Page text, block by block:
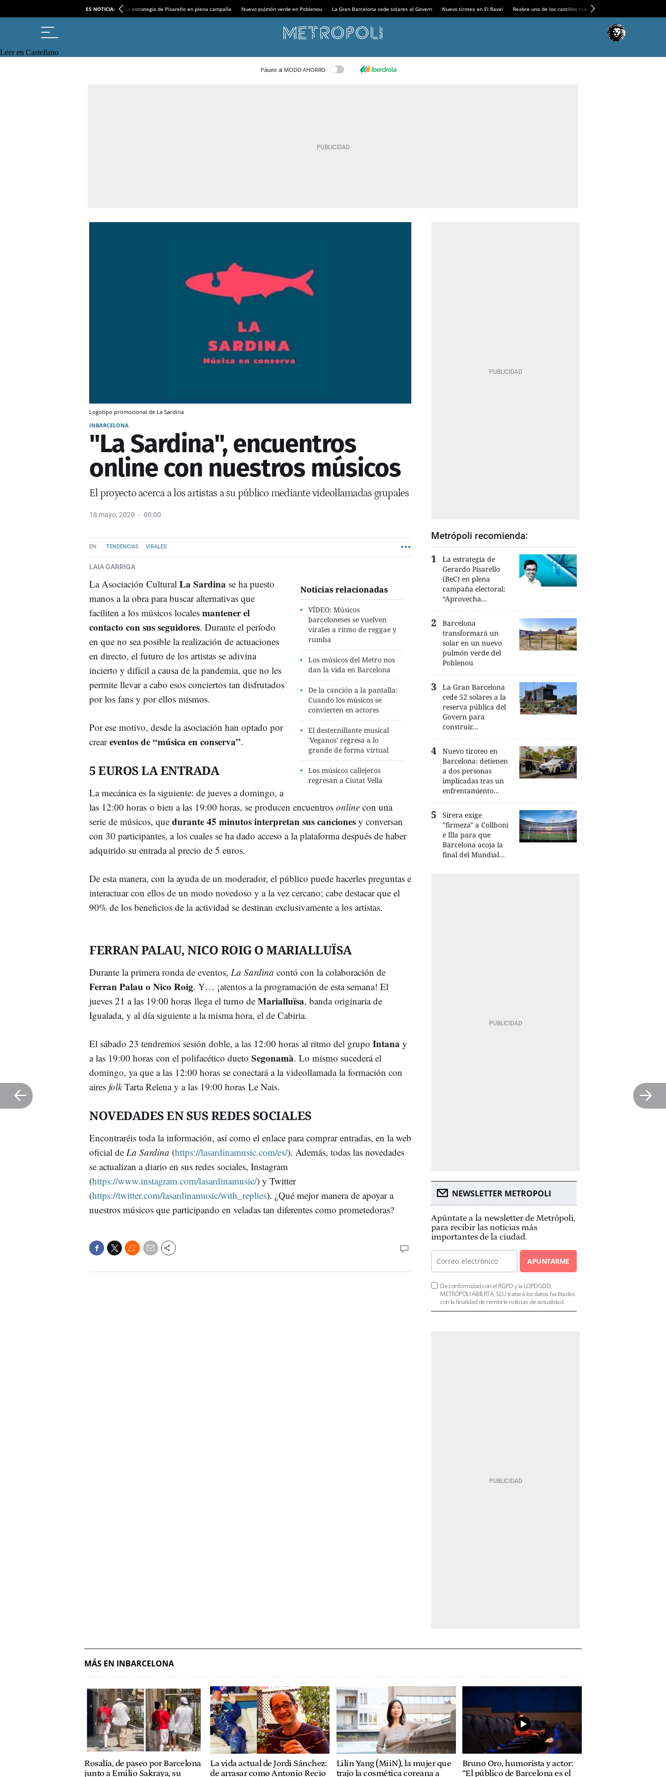
ES NOTICIA: La estrategia de Pisarello en plena campaña Nuevo pulmón verde en Poblenou La Gran Barcelona cede solares al Govern Nuevo tiroteo en El Raval Reabre uno de los castillos medievales más espectaculares
Leer en Castellano
Pásate al MODO AHORRO
Logotipo promocional de La Sardina
INBARCELONA
"La Sardina", encuentros
online con nuestros músicos
El proyecto acerca a los artistas a su público mediante videollamadas grupales
18 mayo, 2020 00:00
TENDENCIAS VIRALES
LAIA GARRIGA
Noticias relacionadas
VÍDEO: Músicos
barceloneses se vuelven
virales a ritmo de reggae y
rumba
Los músicos del Metro nos
dan la vida en Barcelona
De la canción a la pantalla:
Cuando los músicos se
convierten en actores
El desternillante musical
'Veganos' regresa a lo
grande de forma virtual
Los músicos callejeros
regresan a Ciutat Vella
La Asociación Cultural La Sardina se ha puesto
manos a la obra para buscar alternativas que
faciliten a los músicos locales mantener el
contacto con sus seguidores. Durante el período
en que no sea posible la realización de actuaciones
en directo, el futuro de los artistas se adivina
incierto y difícil a causa de la pandemia, que no les
permite llevar a cabo esos conciertos tan disfrutados
por los fans y por ellos mismos.
Por ese motivo, desde la asociación han optado por
creareventos de “música en conserva”.
5 EUROS LA ENTRADA
La mecánica es la siguiente: de jueves a domingo, a
las 12:00 horas o bien a las 19:00 horas, se producen encuentros online con una
serie de músicos, que durante 45 minutos interpretan sus canciones y conversan
con 30 participantes, a los cuales se ha dado acceso a la plataforma después de haber
adquirido su entrada al precio de 5 euros.
De esta manera, con la ayuda de un moderador, el público puede hacerles preguntas e
interactuar con ellos de un modo novedoso y a la vez cercano; cabe destacar que el
90% de los beneficios de la actividad se destinan exclusivamente a los artistas.
FERRAN PALAU, NICO ROIG O MARIALLUÏSA
Durante la primera ronda de eventos, La Sardina contó con la colaboración de
Ferran Palau o Nico Roig. Y… ¡atentos a la programación de esta semana! El
jueves 21 a las 19:00 horas llega el turno de Marialluïsa, banda originaria de
Igualada, y al día siguiente a la misma hora, el de Cabiria.
El sábado 23 tendremos sesión doble, a las 12:00 horas al ritmo del grupo Intana y
a las 19:00 horas con el polifacético dueto Segonamà. Lo mismo sucederá el
domingo, ya que a las 12:00 horas se conectará a la videollamada la formación con
aires folkTarta Relena y a las 19:00 horas Le Nais.
NOVEDADES EN SUS REDES SOCIALES
Encontraréis toda la información, así como el enlace para comprar entradas, en la web
oficial de La Sardina (https://lasardinamusic.com/es/). Además, todas las novedades
se actualizan a diario en sus redes sociales, Instagram
(https://www.instagram.com/lasardinamusic/) y Twitter
(https://twitter.com/lasardinamusic/with_replies). ¿Qué mejor manera de apoyar a
nuestros músicos que participando en veladas tan diferentes como prometedoras?
Metrópoli recomienda:
La estrategia de
Gerardo Pisarello
(BeC) en plena
campaña electoral:
“Aprovecha...
Barcelona
transformará un
solar en un nuevo
pulmón verde del
Poblenou
La Gran Barcelona
cede 52 solares a la
reserva pública del
Govern para
construir...
Nuevo tiroteo en
Barcelona: detienen
a dos personas
implicadas tras un
enfrentamiento...
Sirera exige
"firmeza" a Collboni
e Illa para que
Barcelona acoja la
final del Mundial...
NEWSLETTER METROPOLI
Apúntate a la newsletter de Metrópoli,
para recibir las noticias más
importantes de la ciudad.
APUNTARME
De conformidad con el RGPD y la LOPDGDD,
METRÓPOLI ABIERTA, SLU tratará los datos facilitados
con la finalidad de remitirle noticias de actualidad.
MÁS EN INBARCELONA
Rosalía, de paseo por Barcelona
junto a Emilio Sakraya, su
La vida actual de Jordi Sánchez:
de arrasar como Antonio Recio
Lilin Yang (MiiN), la mujer que
trajo la cosmética coreana a
Bruno Oro, humorista y actor:
“El público de Barcelona es el